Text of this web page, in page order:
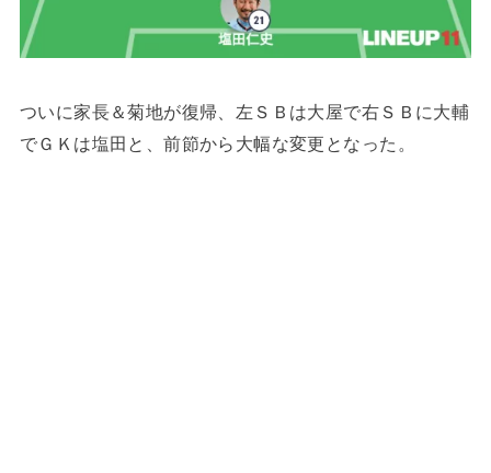
ついに家長＆菊地が復帰、左ＳＢは大屋で右ＳＢに大輔
でＧＫは塩田と、前節から大幅な変更となった。